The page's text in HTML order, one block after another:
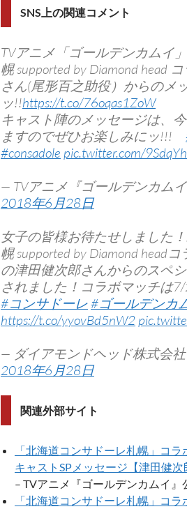
SNS上の関連コメント
TVアニメ「ゴールデンカムイ
幌 supported by Diamond head
さん(尾形百之助役）からのメ
ッ!!https://t.co/76oqas1ZoW
キャスト陣のメッセージは、
ますのでぜひお楽しみにッ!!!
#consadole pic.twitter.com/
— TVアニメ『ゴールデンカムイ
2018年6月28日
女子の皆様お待たせしました
幌 supported by Diamond head
の津田健次郎さんからのスペ
されました！コラボマッチは
#コンサドーレ#ゴールデンカ
https://t.co/yyovBd5nW2
— ダイアモンドヘッド株式会社
2018年6月28日
関連外部サイト
「北海道コンサドーレ札幌」コ
キャストSPメッセージ【津田健
– TVアニメ『ゴールデンカムイ』
「北海道コンサドーレ札幌」コ